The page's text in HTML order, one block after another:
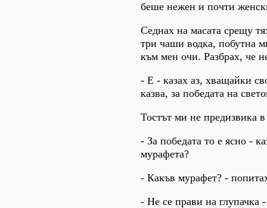
беше нежен и почти
Седнах на масата срещу
три чаши водка, побутна
към мен очи. Разбрах, че
- Е - казах аз, хващайки
казва, за победата на
Тостът ми не предизвика
- За победата то е ясно -
мурафета?
- Какъв мурафет? -
- Не се прави на глупачка -